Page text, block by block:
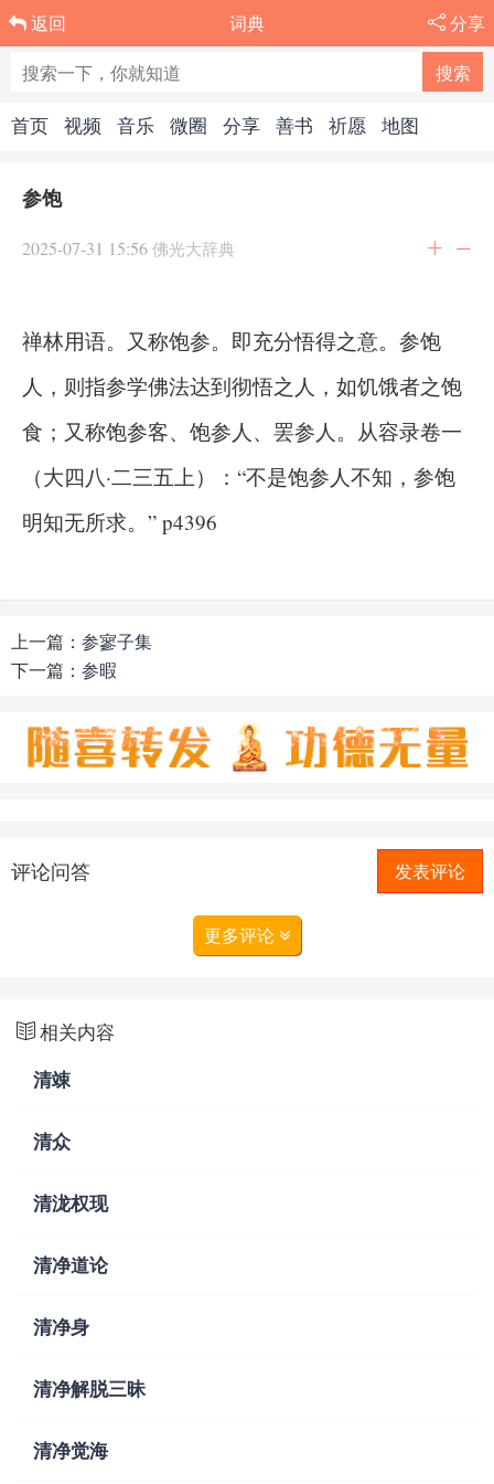
返回 词典 分享
首页 视频 音乐 微圈 分享 善书 祈愿 地图
参饱
2025-07-31 15:56 佛光大辞典
禅林用语。又称饱参。即充分悟得之意。参饱
人，则指参学佛法达到彻悟之人，如饥饿者之饱
食；又称饱参客、饱参人、罢参人。从容录卷一
（大四八·二三五上）：“不是饱参人不知，参饱
明知无所求。” p4396
上一篇： 参寥子集
下一篇： 参暇
评论问答 发表评论
更多评论
相关内容
清竦
清众
清泷权现
清净道论
清净身
清净解脱三昧
清净觉海